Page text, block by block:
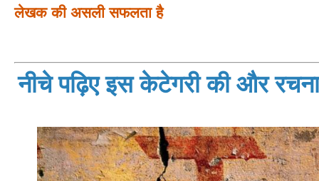
लेखक की असली सफलता है
नीचे पढ़िए इस केटेगरी की और